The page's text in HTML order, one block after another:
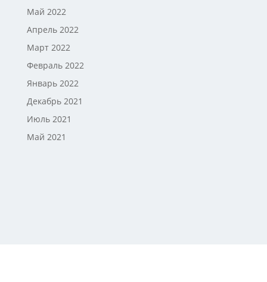
Май 2022
Апрель 2022
Март 2022
Февраль 2022
Январь 2022
Декабрь 2021
Июль 2021
Май 2021